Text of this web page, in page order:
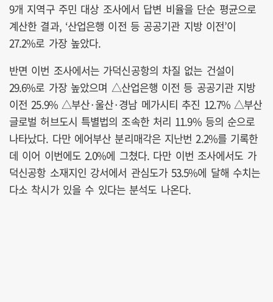
9개 지역구 주민 대상 조사에서 답변 비율을 단순 평균으로
계산한 결과, ‘산업은행 이전 등 공공기관 지방 이전’이
27.2%로 가장 높았다.
반면 이번 조사에서는 가덕신공항의 차질 없는 건설이
29.6%로 가장 높았으며 △산업은행 이전 등 공공기관 지방
이전 25.9% △부산·울산·경남 메가시티 추진 12.7% △부산
글로벌 허브도시 특별법의 조속한 처리 11.9% 등의 순으로
나타났다. 다만 에어부산 분리매각은 지난번 2.2%를 기록한
데 이어 이번에도 2.0%에 그쳤다. 다만 이번 조사에서도 가
덕신공항 소재지인 강서에서 관심도가 53.5%에 달해 수치는
다소 착시가 있을 수 있다는 분석도 나온다.